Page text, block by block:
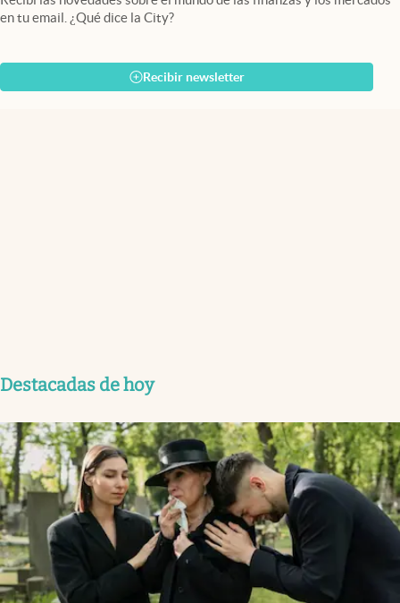
en tu email. ¿Qué dice la City?
Recibir newsletter
Destacadas de hoy